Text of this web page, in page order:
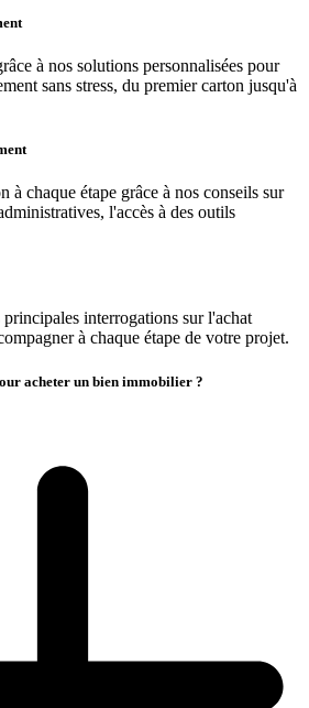
à nos solutions personnalisées pour
sans stress, du premier carton jusqu'à
à chaque étape grâce à nos conseils sur
l'accès à des outils
principales interrogations sur l'achat
à chaque étape de votre projet.
acheter un bien immobilier ?